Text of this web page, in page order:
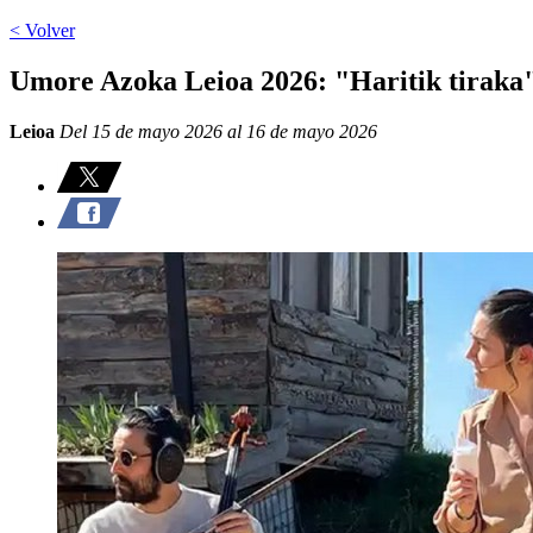
< Volver
Umore Azoka Leioa 2026: "Haritik
Leioa Del 15 de mayo 2026 al 16 de mayo 2026